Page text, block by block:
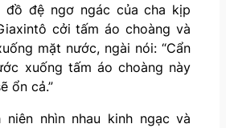
đồ đệ ngơ ngác của cha kịp
cởi tấm áo choàng và
mặt nước, ngài nói: “Cẩn
xuống tấm áo choàng này
ổn cả.”
niên nhìn nhau kinh ngạc và